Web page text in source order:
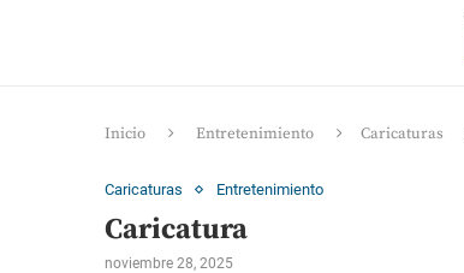
Inicio Entretenimiento Caricaturas
Caricaturas Entretenimiento
Caricatura
noviembre 28, 2025